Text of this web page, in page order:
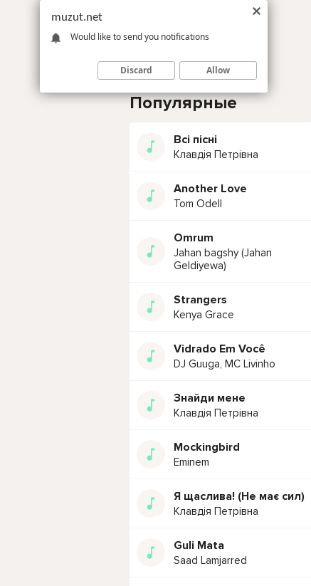
Популярные
Всі пісні
Клавдія Петрівна
Another Love
Tom Odell
Omrum
Jahan bagshy (Jahan
Geldiyewa)
Strangers
Kenya Grace
Vidrado Em Você
DJ Guuga, MC Livinho
Знайди мене
Клавдія Петрівна
Mockingbird
Eminem
Я щаслива! (Не має сил)
Клавдія Петрівна
Guli Mata
Saad Lamjarred
muzut.net
Would like to send you notifications
Discard Allow